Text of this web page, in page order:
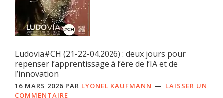
Ludovia#CH (21-22-04.2026) : deux jours pour
repenser l’apprentissage à l’ère de l’IA et de
l’innovation
16 MARS 2026 PAR LYONEL KAUFMANN
LAISSER UN
COMMENTAIRE